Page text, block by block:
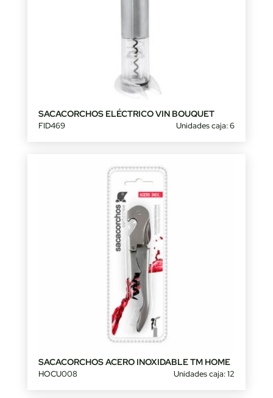
SACACORCHOS ELÉCTRICO VIN BOUQUET
FID469 Unidades caja: 6
SACACORCHOS ACERO INOXIDABLE TM HOME
HOCU008 Unidades caja: 12